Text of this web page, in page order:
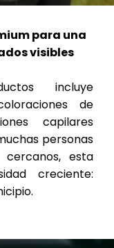
para una
visibles
incluye
de
capilares
personas
esta
creciente: